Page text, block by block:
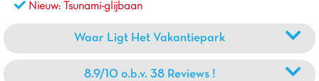
Nieuw: Tsunami-glijbaan
Waar Ligt Het Vakantiepark
8.9/10 o.b.v. 38 Reviews !